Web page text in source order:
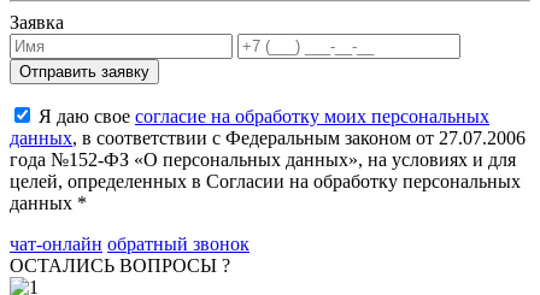
Заявка
Я даю свое согласие на обработку моих персональных
данных, в соответствии с Федеральным законом от 27.07.2006
года №152-ФЗ «О персональных данных», на условиях и для
целей, определенных в Согласии на обработку персональных
данных *
чат-онлайн обратный звонок
ОСТАЛИСЬ ВОПРОСЫ ?